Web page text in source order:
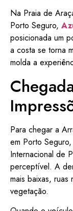
Na Praia de
Porto Seguro,
posicionada um
a costa se torna
molda a
Para chegar a
em Porto
Internacional de
perceptível. A
mais baixas,
vegetação.